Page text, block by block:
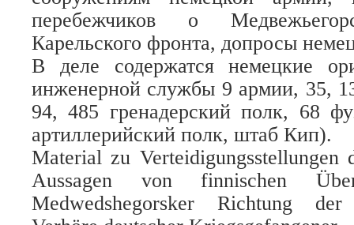
перебежчиков о
Карельского фронта, допросы
В деле содержатся немецкие
инженерной службы 9 армии, 35,
94, 485 гренадерский полк, 68
артиллерийский полк, штаб Кип).
Material zu Verteidigungsstellungen
Aussagen von finnischen
Medwedshegorsker Richtung